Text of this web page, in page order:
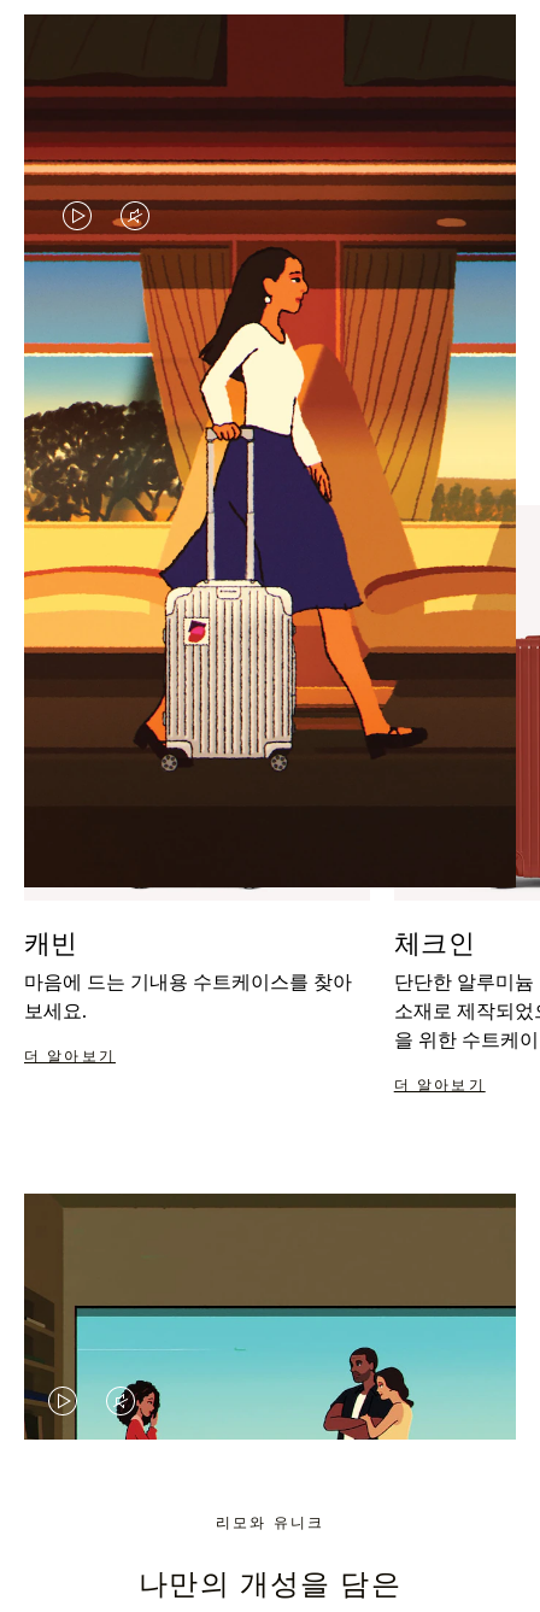
VIDEO
IS
PLAYED,
PLEASE
PRESS
TO
PAUSE
IT
VIDEO
IS
MUTED,
PLEASE
PRESS
TO
UNMUTE
IT
엄선된 기프트 셀렉션
모든 여정의 완벽한 동반자 찾
기
캐빈
마음에 드는 기내용 수트케이스를 찾아
보세요.
더 알아보기
체크인
단단한 알루미
소재로 제작되
을 위한 수트케
더 알아보기
VIDEO
PRESS
VIDEO
MUTED,
PRESS
리모와 유니크
나만의 개성을 담은